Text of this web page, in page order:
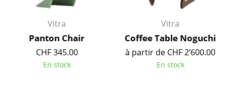
Horloges
Miroirs
Vases
Vitra
Panton Chair
CHF 345.00
En stock
Vitra
Coffee Table Noguchi
à partir de CHF 2’600.00
En stock